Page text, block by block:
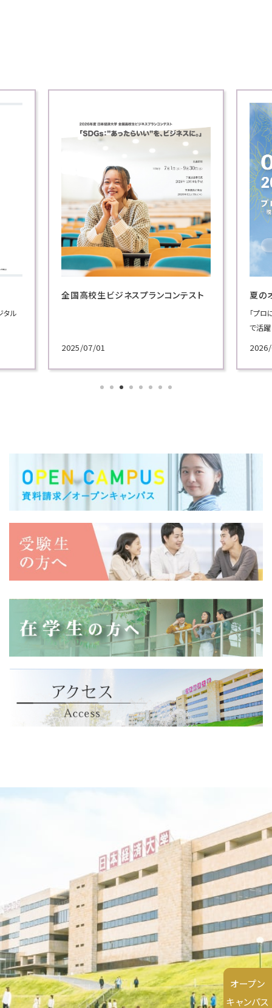
夏のオープンキャンパス
講義を体験してください！
2026/06/30
Blue
「
志の
スを披
オープン
キャンパス